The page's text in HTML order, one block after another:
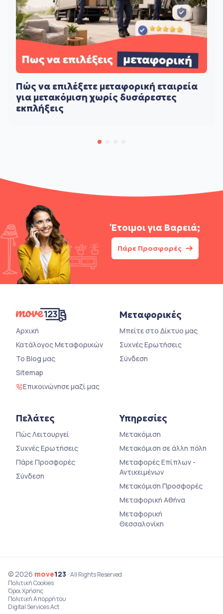
Πώς να επιλέξετε μεταφορική εταιρεία
για μετακόμιση χωρίς δυσάρεστες
εκπλήξεις
Έτοιμοι για Βαρειά;
Πάρε Προσφορές
Αρχική
Κατάλογος Μεταφορικών
Το Blog μας
Sitemap
Επικοινώνησε μαζί μας
Μεταφορικές
Μπείτε στο Δίκτυο μας
Συχνές Ερωτήσεις
Σύνδεση
Πελάτες
Πώς Λειτουργεί
Συχνές Ερωτήσεις
Πάρε Προσφορές
Σύνδεση
Υπηρεσίες
Μετακόμιση
Μετακόμιση σε άλλη πόλη
Μεταφορές Επίπλων -
Αντικειμένων
Μετακόμιση Προσφορές
Μεταφορική Αθήνα
Μεταφορική
Θεσσαλονίκη
© 2026 move123 · All Rights Reserved
Πολιτική Cookies
Όροι Χρήσης
Πολιτική Απορρήτου
Digital Services Act